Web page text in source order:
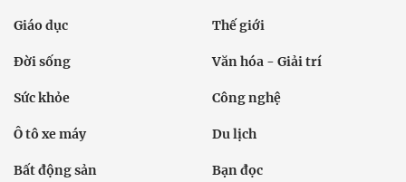
Giáo dục Thế giới
Đời sống Văn hóa - Giải trí
Sức khỏe Công nghệ
Ô tô xe máy Du lịch
Bất động sản Bạn đọc